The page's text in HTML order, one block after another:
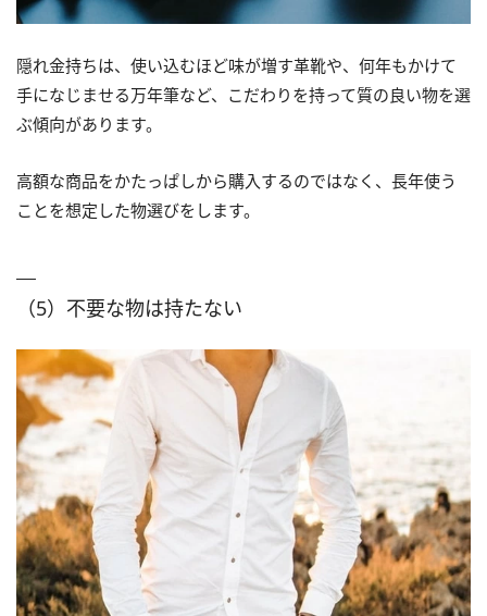
隠れ金持ちは、使い込むほど味が増す革靴や、何年もかけて
手になじませる万年筆など、こだわりを持って質の良い物を選
ぶ傾向があります。
高額な商品をかたっぱしから購入するのではなく、長年使う
ことを想定した物選びをします。
（5）不要な物は持たない